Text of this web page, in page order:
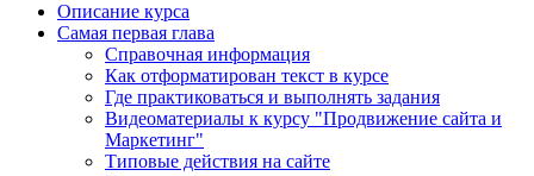
Описание курса
Самая первая глава
Справочная информация
Как отформатирован текст в курсе
Где практиковаться и выполнять задания
Видеоматериалы к курсу "Продвижение сайта и
Маркетинг"
Типовые действия на сайте